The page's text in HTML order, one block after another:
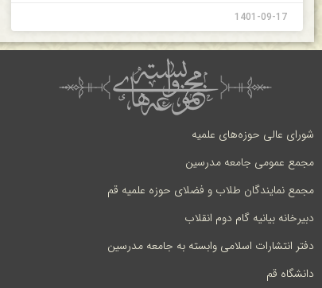
1401-09-17
شورای عالی حوزه‌های علمیه
مجمع عمومی جامعه مدرسین
مجمع نمایندگان طلاب و فضلای حوزه علمیه قم
دبیرخانه بیانیه گام دوم انقلاب
دفتر انتشارات اسلامی وابسته به جامعه مدرسین
دانشگاه قم